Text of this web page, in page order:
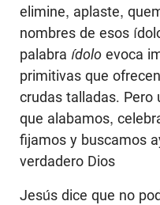
elimine, aplaste,
nombres de esos
palabra ídolo evoca
primitivas que
crudas talladas. Pero
que alabamos,
fijamos y buscamos
verdadero Dios
Jesús dice que no